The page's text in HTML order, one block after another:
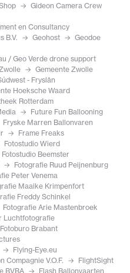
Gideon Camera Crew
en Consultancy
B.V. Geohost
Geodoe
/ Geo Verde drone support
Gemeente Zwolle
- Fryslân
Hoeksche Waard
Rotterdam
Future Fun Ballooning
Fryske Marren Ballonvaren
Frame Freaks
Fotostudio Wierd
Fotostudio Beemster
Fotografie Ruud Peijnenburg
Peter Venema
Maaike Krimpenfort
Freddy Schinkel
Fotografie Arie Mastenbroek
Luchtfotografie
Fotoburo Brabant
Flying-Eye.eu
Compagnie V.O.F.
FlightSight
BVBA
Flash Ballonvaarten